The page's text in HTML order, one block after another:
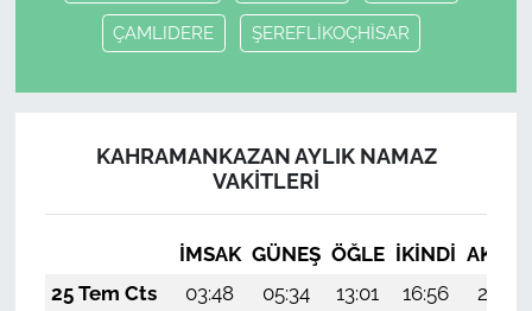
ÇAMLIDERE ŞEREFLİKOÇHİSAR
KAHRAMANKAZAN AYLIK NAMAZ
VAKITLERI
İMSAK GÜNEŞ ÖĞLE İKINDI
25 Tem Cts
03:48 05:34 13:01 16:56
20:18